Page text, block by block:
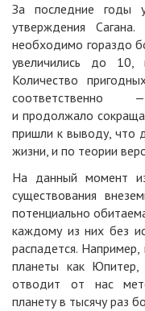
За последние годы
утверждения
необходимо гораздо
увеличились до
Количество
и продолжало
пришли к выводу, что
жизни, и по теории
На данный момент
существования
потенциально
каждому из них без
распадется.
планеты как Юпитер,
отводит от нас
планету в тысячу раз